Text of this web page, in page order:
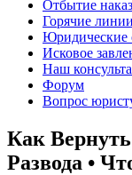
Отбытие
Горячие линии
Юридические
Исковое
Наш
Форум
Вопрос
Как
Развода •